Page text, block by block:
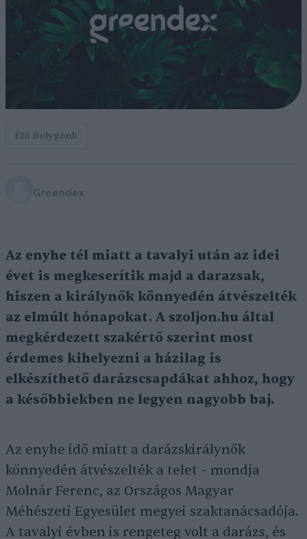
Élő Bolygónk
Greendex
Az enyhe tél miatt a tavalyi után az idei
évet is megkeserítik majd a darazsak,
hiszen a királynők könnyedén átvészelték
az elmúlt hónapokat. A szoljon.hu által
megkérdezett szakértő szerint most
érdemes kihelyezni a házilag is
elkészíthető darázscsapdákat ahhoz, hogy
a későbbiekben ne legyen nagyobb baj.
Az enyhe idő miatt a darázskirálynők
könnyedén átvészelték a telet – mondja
Molnár Ferenc, az Országos Magyar
Méhészeti Egyesület megyei szaktanácsadója.
A tavalyi évben is rengeteg volt a darázs, és